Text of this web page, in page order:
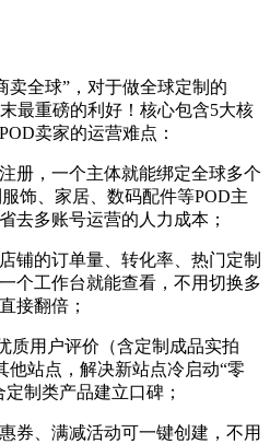
卖全球”，对于做全球定制的
最重磅的利好！核心包含5大核
卖家的运营难点：
册，一个主体就能绑定全球多个
饰、家居、数码配件等POD主
去多账号运营的人力成本；
铺的订单量、转化率、热门定制
个工作台就能查看，不用切换多
接翻倍；
质用户评价（含定制成品实拍
他站点，解决新站点冷启动“零
制类产品建立口碑；
券、满减活动可一键创建，不用